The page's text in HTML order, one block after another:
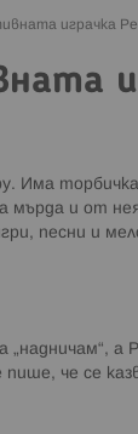
играчка
Има
мърда и от
песни и
„надничам“,
пише, че се